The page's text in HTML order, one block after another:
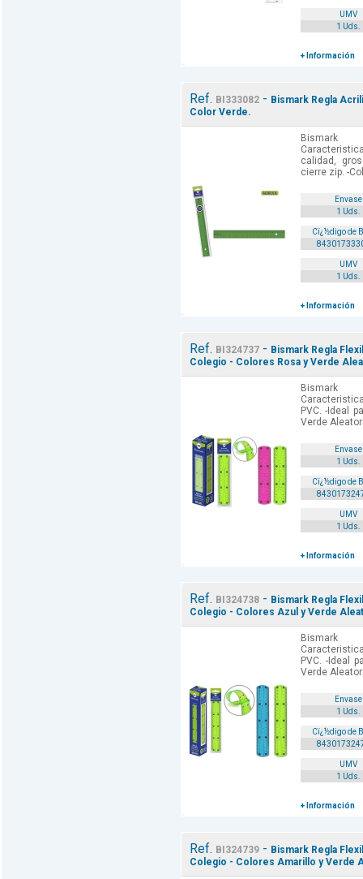
UMV
1 Uds.
+ Información
Ref. BI333082- Bismark Regla
Color Verde.
Bismark
calidad,
cierre zip. -
Envase
1 Uds.
Cï¿½digo de
UMV
1 Uds.
+ Información
Ref. BI324737- Bismark Regla
Colegio - Colores Rosa y Verde
Bismark
PVC. -Ideal
Verde
Envase
1 Uds.
Cï¿½digo de
UMV
1 Uds.
+ Información
Ref. BI324738- Bismark Regla
Colegio - Colores Azul y Verde
Bismark
PVC. -Ideal
Verde
Envase
1 Uds.
Cï¿½digo de
UMV
1 Uds.
+ Información
Ref. BI324739- Bismark Regla
Colegio - Colores Amarillo y Verde